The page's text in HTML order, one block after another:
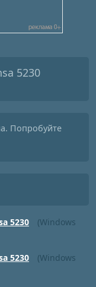
5230
Попробуйте
5230
(Windows
5230
(Windows